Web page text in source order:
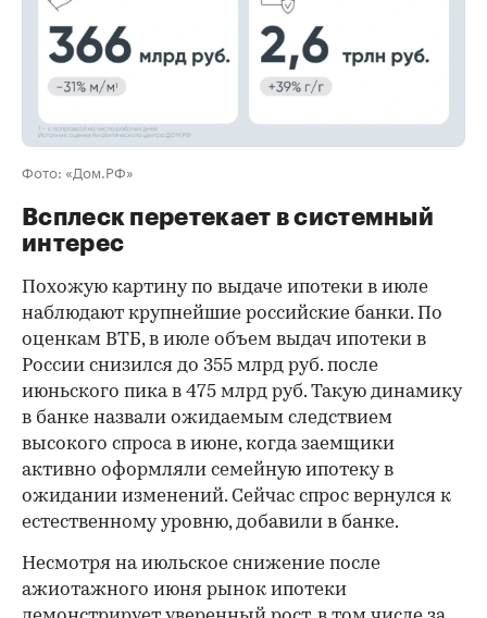
Фото: «Дом.РФ»
Всплеск перетекает в системный
интерес
Похожую картину по выдаче ипотеки в июле
наблюдают крупнейшие российские банки. По
оценкам ВТБ, в июле объем выдач ипотеки в
России снизился до 355 млрд руб. после
июньского пика в 475 млрд руб. Такую динамику
в банке назвали ожидаемым следствием
высокого спроса в июне, когда заемщики
активно оформляли семейную ипотеку в
ожидании изменений. Сейчас спрос вернулся к
естественному уровню, добавили в банке.
Несмотря на июльское снижение после
ажиотажного июня рынок ипотеки